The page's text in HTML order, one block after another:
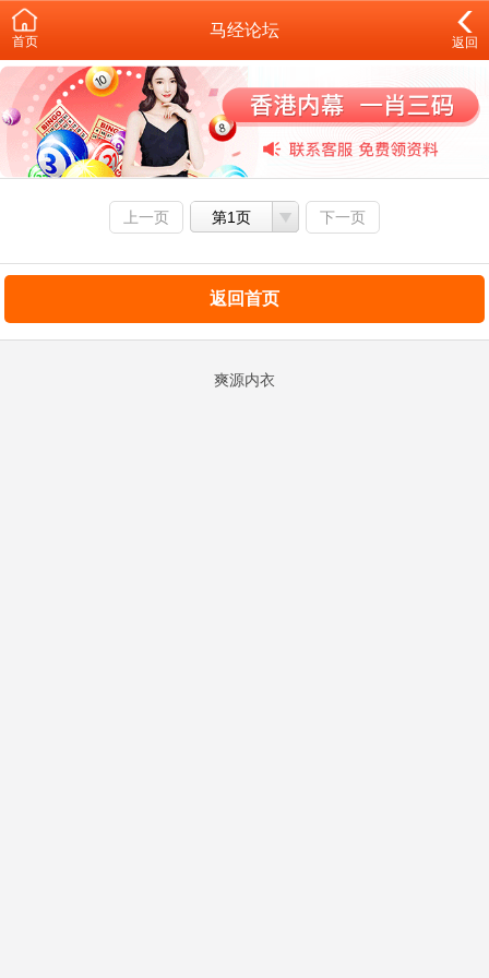
首页
马经论坛
返回
上一页 第1页 下一页
返回首页
爽源内衣